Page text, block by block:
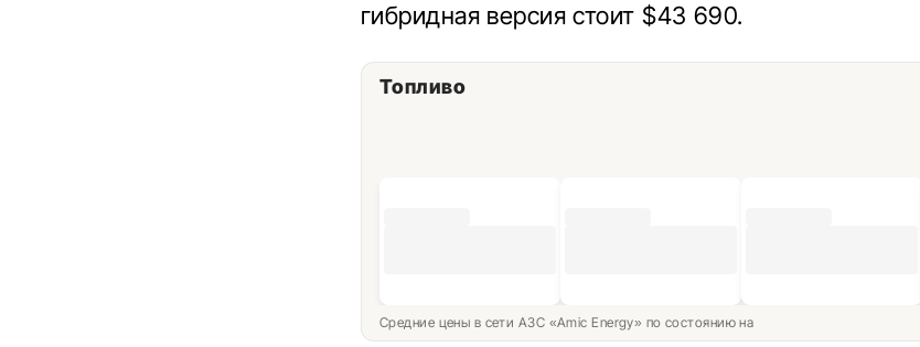
гибридная версия стоит $43 690.
Топливо
Средние цены в сети АЗС «Amic Energy» по состоянию на